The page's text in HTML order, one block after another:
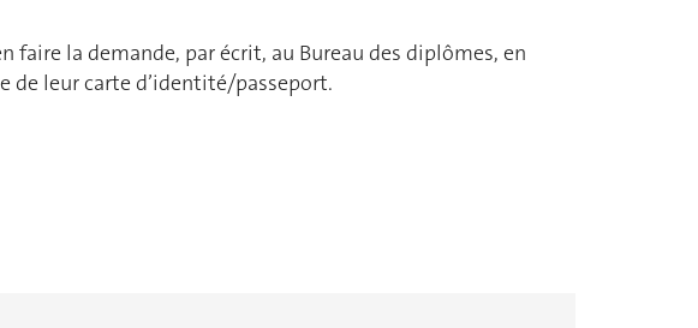
faire la demande, par écrit, au Bureau des diplômes, en
de leur carte d’identité/passeport.